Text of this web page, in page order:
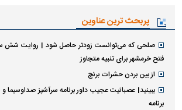
پربحث ترین عناوین
صلحی که می‌توانست زودتر حاصل شود | روایت شش
فتح خرمشهر برای تنبیه متجاوز
از بین بردن حشرات برنج
ببینید| عصبانیت عجیب داور برنامه سرآشپز
برنامه